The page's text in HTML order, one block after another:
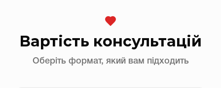
Вартість консультацій
Оберіть формат, який вам підходить